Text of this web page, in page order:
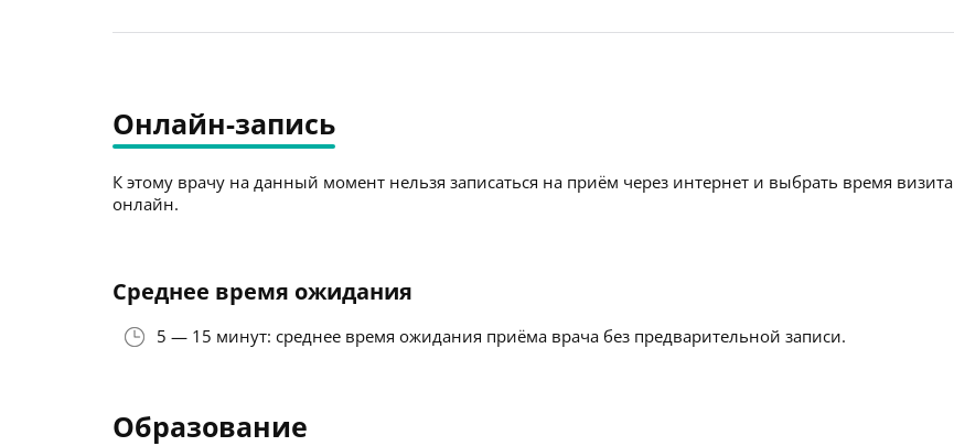
Онлайн-запись
К этому врачу на данный момент нельзя записаться на приём через интернет и выбрать время визита
онлайн.
Среднее время ожидания
5 — 15 минут: среднее время ожидания приёма врача без предварительной записи.
Образование